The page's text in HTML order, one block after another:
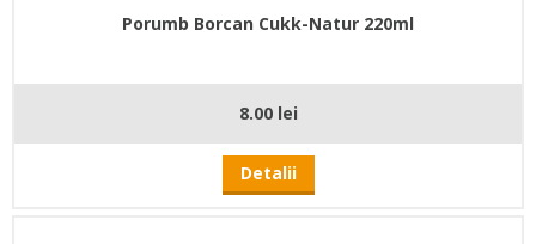
Porumb Borcan Cukk-Natur 220ml
8.00 lei
Detalii